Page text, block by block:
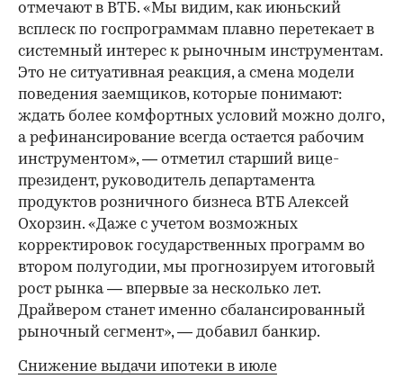
отмечают в ВТБ. «Мы видим, как июньский
всплеск по госпрограммам плавно перетекает в
системный интерес к рыночным инструментам.
Это не ситуативная реакция, а смена модели
поведения заемщиков, которые понимают:
ждать более комфортных условий можно долго,
а рефинансирование всегда остается рабочим
инструментом», — отметил старший вице-
президент, руководитель департамента
продуктов розничного бизнеса ВТБ Алексей
Охорзин. «Даже с учетом возможных
корректировок государственных программ во
втором полугодии, мы прогнозируем итоговый
рост рынка — впервые за несколько лет.
Драйвером станет именно сбалансированный
рыночный сегмент», — добавил банкир.
Снижение выдачи ипотеки в июле